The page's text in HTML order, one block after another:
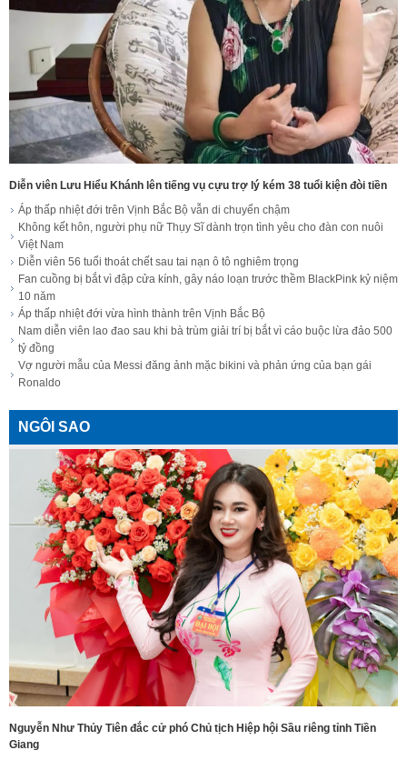
Diễn viên Lưu Hiểu Khánh lên tiếng vụ cựu trợ lý kém 38 tuổi kiện đòi tiền
Áp thấp nhiệt đới trên Vịnh Bắc Bộ vẫn di chuyển chậm
Không kết hôn, người phụ nữ Thụy Sĩ dành trọn tình yêu cho đàn con nuôi
Việt Nam
Diễn viên 56 tuổi thoát chết sau tai nạn ô tô nghiêm trọng
Fan cuồng bị bắt vì đập cửa kính, gây náo loạn trước thềm BlackPink kỷ niệm
10 năm
Áp thấp nhiệt đới vừa hình thành trên Vịnh Bắc Bộ
Nam diễn viên lao đao sau khi bà trùm giải trí bị bắt vì cáo buộc lừa đảo 500
tỷ đồng
Vợ người mẫu của Messi đăng ảnh mặc bikini và phản ứng của bạn gái
Ronaldo
NGÔI SAO
Nguyễn Như Thủy Tiên đắc cử phó Chủ tịch Hiệp hội Sầu riêng tỉnh Tiền
Giang